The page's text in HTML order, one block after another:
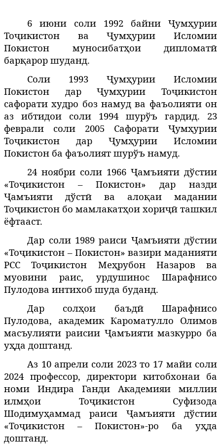
6 июни соли 1992 байни Ҷумҳурии
Тоҷикистон ва Ҷумҳурии Исломии
Покистон муносибатҳои дипломатӣ
барқарор шуданд.
Соли 1993 Ҷумҳурии Исломии
Покистон дар Ҷумҳурии Тоҷикистон
сафорати худро боз намуд ва фаъолияти он
аз ибтидои соли 1994 шурўъ гардид. 23
феврали соли 2005 Сафорати Ҷумҳурии
Тоҷикистон дар Ҷумҳурии Исломии
Покистон ба фаъолият шурўъ намуд.
24 ноябри соли 1966 Ҷамъияти дўстии
«Тоҷикистон – Покистон» дар назди
Ҷамъияти дўстӣ ва алоқаи мадании
Тоҷикистон бо мамлакатҳои хориҷӣ ташкил
ёфтааст.
Дар соли 1989 раиси Ҷамъияти дўстии
«Тоҷикистон – Покистон» вазири маданияти
РСС Тоҷикистон Меҳрубон Назаров ва
муовини раис, урдушинос Шарафнисо
Пулодова интихоб шуда буданд.
Дар солҳои баъдӣШарафнисо
Пулодова, академик Кароматулло Олимов
масъулияти раисии Ҷамъияти мазкурро ба
уҳда доштанд.
Аз 10 апрели соли 2023 то 17 майи соли
2024 профессор, директори китобхонаи ба
номи Индира Ганди Академияи миллии
илмҳои Тоҷикистон Суфизода
Шодимуҳаммад
раиси Ҷамъияти дўстии
«Тоҷикистон – Покистон»-ро ба уҳда
доштанд.